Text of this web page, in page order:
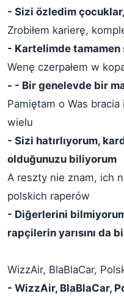
- Sizi özledim
Zrobiłem karierę,
- Kartelimde tamamen
Wenę czerpałem w
- - Bir genelevde bir
Pamiętam o Was
wielu
- Sizi hatırlıyorum,
olduğunuzu biliyorum
A reszty nie znam, ich
polskich raperów
- Diğerlerini
rapçilerin yarısını da
WizzAir, BlaBlaCar,
- WizzAir, BlaBlaCar,